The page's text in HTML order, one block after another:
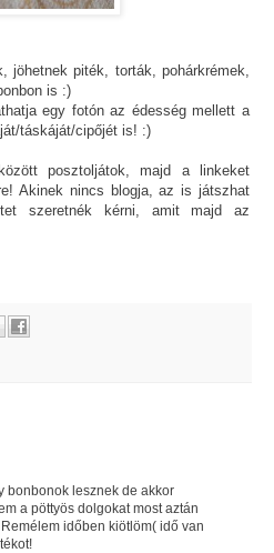
jöhetnek piték, torták, pohárkrémek,
is :)
egy fotón az édesség mellett a
táskáját/cipőjét is! :)
posztoljátok, majd a linkeket
Akinek nincs blogja, az is játszhat
szeretnék kérni, amit majd az
bonbonok lesznek de akkor
a pöttyös dolgokat most aztán
időben kiötlöm( idő van